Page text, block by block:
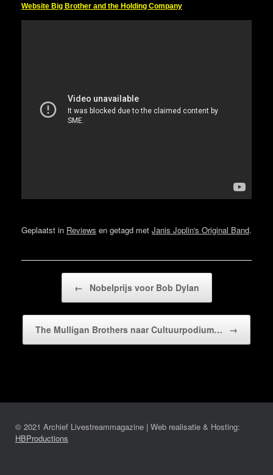
Website Big Brother and the Holding Company
Geplaatst in Reviews en getagd met Janis Joplin's Original Band.
← Nobelprijs voor Bob Dylan
The Mulligan Brothers naar Cultuurpodium… →
© 2021 Archief Livestreammagazine | Web realisatie & Hosting:
HBProductions